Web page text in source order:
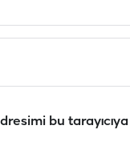
bu tarayıcıya